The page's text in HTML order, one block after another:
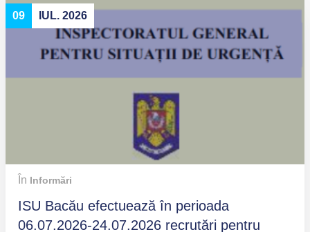
09 IUL. 2026
În Informări
ISU Bacău efectuează în perioada
06.07.2026-24.07.2026 recrutări pentru